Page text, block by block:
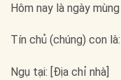
Hôm nay là ngày
Tín chủ (chúng) con
Ngụ tại: [Địa chỉ nhà]